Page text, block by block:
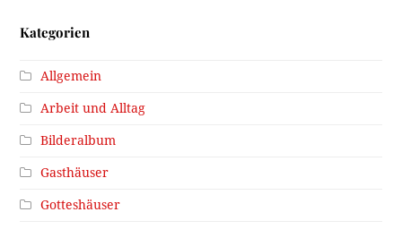
Kategorien
Allgemein
Arbeit und Alltag
Bilderalbum
Gasthäuser
Gotteshäuser